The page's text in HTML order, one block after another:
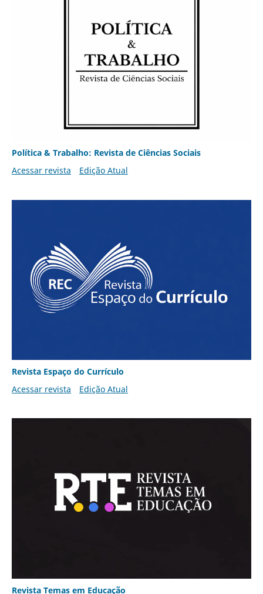
Política & Trabalho: Revista de Ciências Sociais
Acessar revista
Edição Atual
Revista Espaço do Currículo
Acessar revista
Edição Atual
Revista Temas em Educação